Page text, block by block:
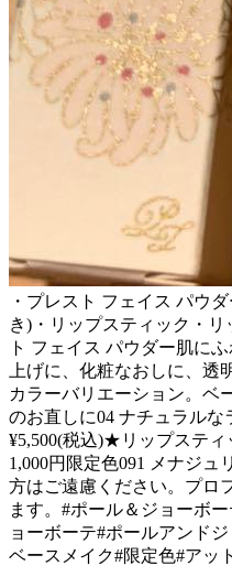
・プレスト フェイス パウ
き)・リップスティック・
ト フェイス パウダー肌に
上げに、化粧なおしに、透
カラーバリエーション。ベ
のお直しに04 ナチュラル
¥5,500(税込)★リップスティ
1,000円限定色091 メナジ
方はご遠慮ください。プロ
ます。#ポール＆ジョーボ
ョーボーテ#ポールアンド
ベースメイク#限定色#アッ